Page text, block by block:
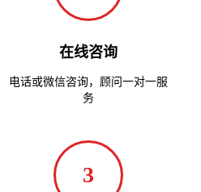
在线咨询
电话或微信咨询，顾问一对一服
务
3